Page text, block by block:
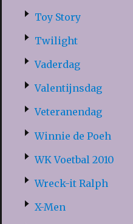
Toy Story
Twilight
Vaderdag
Valentijnsdag
Veteranendag
Winnie de Poeh
WK Voetbal 2010
Wreck-it Ralph
X-Men